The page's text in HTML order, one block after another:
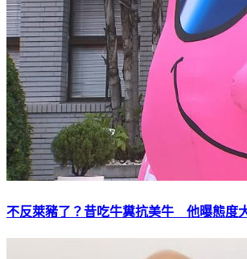
不反萊豬了？昔吃牛糞抗美牛 他曝態度